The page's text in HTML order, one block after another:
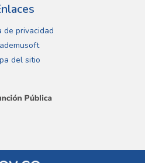
de privacidad
del sitio